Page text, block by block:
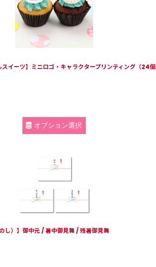
イーツ】ミニロゴ・キャラクタープリンティング（24個
オプション選択
し）】御中元 / 暑中御見舞 / 残暑御見舞